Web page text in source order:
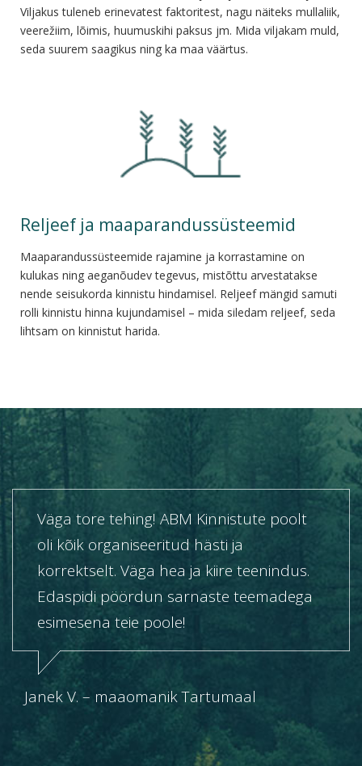
Viljakus tuleneb erinevatest faktoritest, nagu näiteks mullaliik,
veerežiim, lõimis, huumuskihi paksus jm. Mida viljakam muld,
seda suurem saagikus ning ka maa väärtus.
Reljeef ja maaparandussüsteemid
Maaparandussüsteemide rajamine ja korrastamine on
kulukas ning aeganõudev tegevus, mistõttu arvestatakse
nende seisukorda kinnistu hindamisel. Reljeef mängid samuti
rolli kinnistu hinna kujundamisel – mida siledam reljeef, seda
lihtsam on kinnistut harida.
Väga tore tehing! ABM Kinnistute poolt
oli kõik organiseeritud hästi ja
korrektselt. Väga hea ja kiire teenindus.
Edaspidi pöördun sarnaste teemadega
esimesena teie poole!
Janek V. – maaomanik Tartumaal